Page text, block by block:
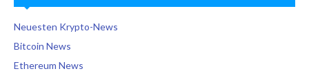
Neuesten Krypto-News
Bitcoin News
Ethereum News